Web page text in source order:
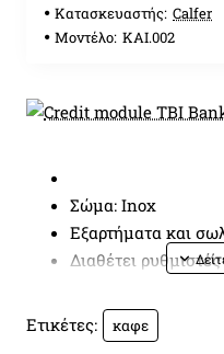
Κατασκευαστής: Calfer
Μοντέλο: ΚΑΙ.002
Σώμα: Inox
Εξαρτήματα και
Διαθέτει
Με αποσπώμενα
εύκολο καθαρισμό
Ετικέτες: καφε